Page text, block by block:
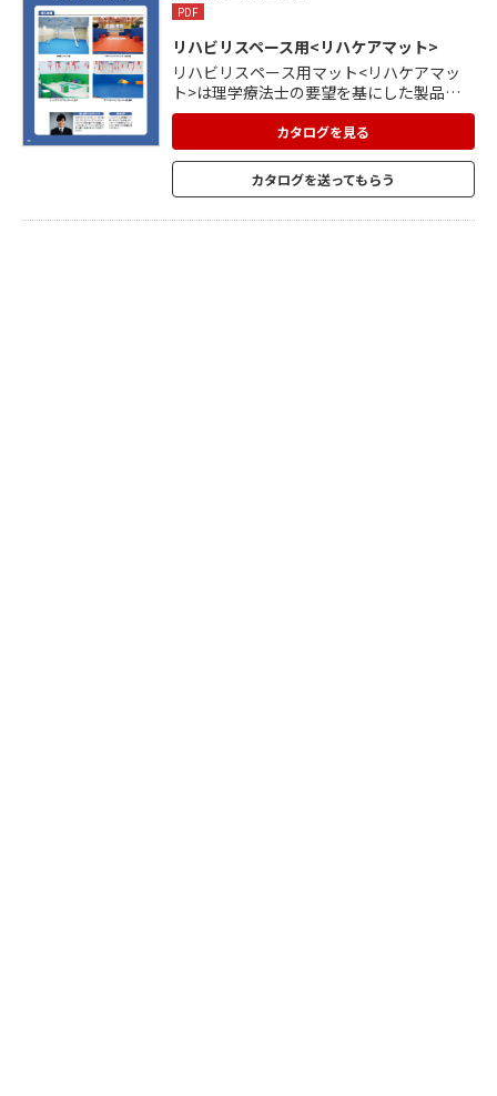
PDF
リハビリスペース用<リハケアマット>
リハビリスペース用マット<リハケアマッ
ト>は理学療法士の要望を基にした製品づ
くりで10年の実績を誇ります。安全性・耐
久性を高めたマットやブロックを組み合わ
せてつくる、「リハビリスペース」は、多
くのリハビリ施設で導入、採用されていま
す。 ※<リハビリマット>導入事例 ・病院リ
カタログを見る
カタログを送ってもらう